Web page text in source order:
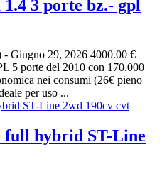
3 porte bz.- gpl
- Giugno 29, 2026 4000.00 €
5 porte del 2010 con 170.000
nei consumi (26€ pieno
per uso ...
full hybrid ST-Line